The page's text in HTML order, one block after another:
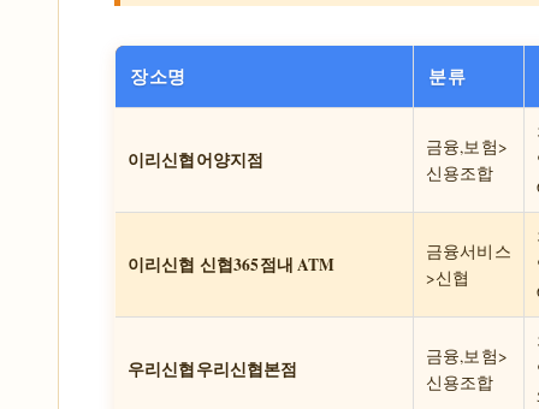
장소명 분류
이리신협어양지점
금융,보험>
신용조합
이리신협 신협365점내 ATM
금융서비스
>신협
우리신협우리신협본점
금융,보험>
신용조합